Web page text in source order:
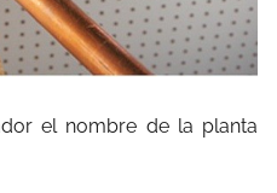
el nombre de la planta